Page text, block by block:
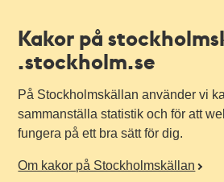
Kakor på
.stockholm.se
På Stockholmskällan använder vi
sammanställa statistik och för att
fungera på ett bra sätt för dig.
Om kakor på Stockholmskällan